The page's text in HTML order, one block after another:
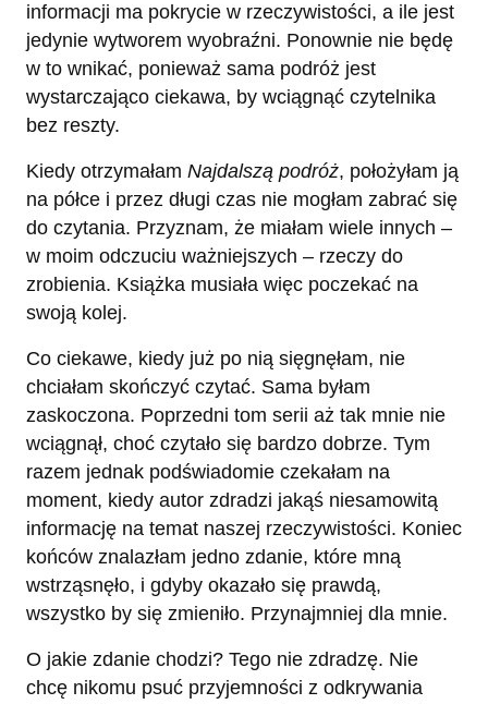
informacji ma pokrycie w rzeczywistości, a ile jest
jedynie wytworem wyobraźni. Ponownie nie będę
w to wnikać, ponieważ sama podróż jest
wystarczająco ciekawa, by wciągnąć czytelnika
bez reszty.
Kiedy otrzymałam Najdalszą podróż, położyłam ją
na półce i przez długi czas nie mogłam zabrać się
do czytania. Przyznam, że miałam wiele innych –
w moim odczuciu ważniejszych – rzeczy do
zrobienia. Książka musiała więc poczekać na
swoją kolej.
Co ciekawe, kiedy już po nią sięgnęłam, nie
chciałam skończyć czytać. Sama byłam
zaskoczona. Poprzedni tom serii aż tak mnie nie
wciągnął, choć czytało się bardzo dobrze. Tym
razem jednak podświadomie czekałam na
moment, kiedy autor zdradzi jakąś niesamowitą
informację na temat naszej rzeczywistości. Koniec
końców znalazłam jedno zdanie, które mną
wstrząsnęło, i gdyby okazało się prawdą,
wszystko by się zmieniło. Przynajmniej dla mnie.
O jakie zdanie chodzi? Tego nie zdradzę. Nie
chcę nikomu psuć przyjemności z odkrywania